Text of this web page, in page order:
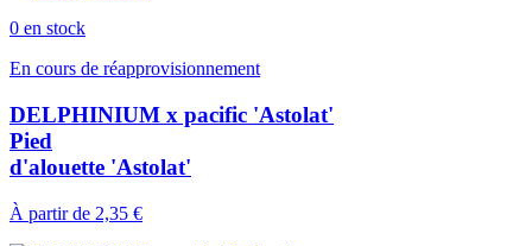
0 en stock
En cours de réapprovisionnement
DELPHINIUM x pacific 'Astolat'
Pied
d'alouette 'Astolat'
À partir de 2,35 €